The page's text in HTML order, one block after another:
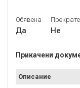
Обявена
Да Не
Прикачени
Описание